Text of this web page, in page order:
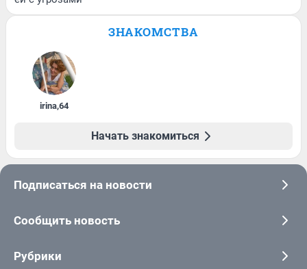
ЗНАКОМСТВА
irina,64
Начать знакомиться
Подписаться на новости
Сообщить новость
Рубрики